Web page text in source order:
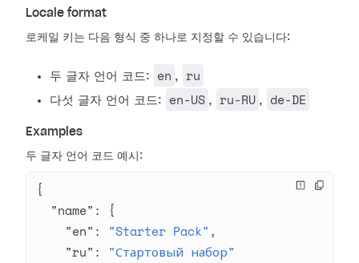
Locale format
로케일 키는 다음 형식 중 하나로 지정할 수 있습니다:
두 글자 언어 코드: en , ru
다섯 글자 언어 코드: en-US , ru-RU , de-DE
Examples
두 글자 언어 코드 예시:
{
  "name"
: {
    "en"
: "Starter Pack" ,
    "ru"
: "Стартовый набор"